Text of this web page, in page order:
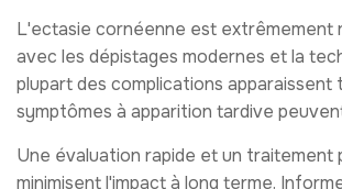
L'ectasie cornéenne est extrêmement
avec les dépistages modernes et la
plupart des complications apparaissent
symptômes à apparition tardive
Une évaluation rapide et un traitement
minimisent l'impact à long terme.